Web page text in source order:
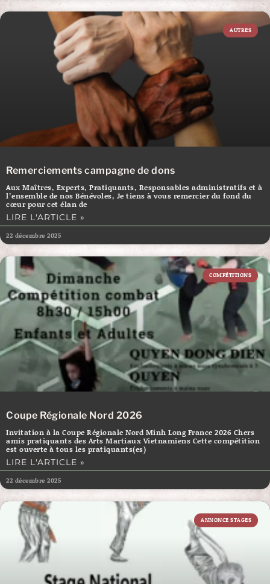
AUTRES
Remerciements campagne de dons
Aux Maîtres, Experts, Pratiquants, Responsables administratifs et à
l’ensemble de nos Bénévoles, Je tiens à vous remercier du fond du
cœur pour cet élan de
LIRE L'ARTICLE »
22 décembre 2025
COMPÉTITIONS
Coupe Régionale Nord 2026
Invitation à la Coupe Régionale Nord Minh Long France 2026 Chers
amis pratiquants des Arts Martiaux Vietnamiens Cette compétition
est ouverte à tous les pratiquants(es)
LIRE L'ARTICLE »
22 décembre 2025
ANNONCE STAGES